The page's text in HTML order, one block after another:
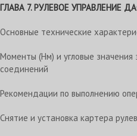
ГЛАВА 7. РУЛЕВОЕ УПРАВЛЕНИЕ
Основные технические
Моменты (Нм) и угловые значения
соединений
Рекомендации по выполнению
Снятие и установка картера